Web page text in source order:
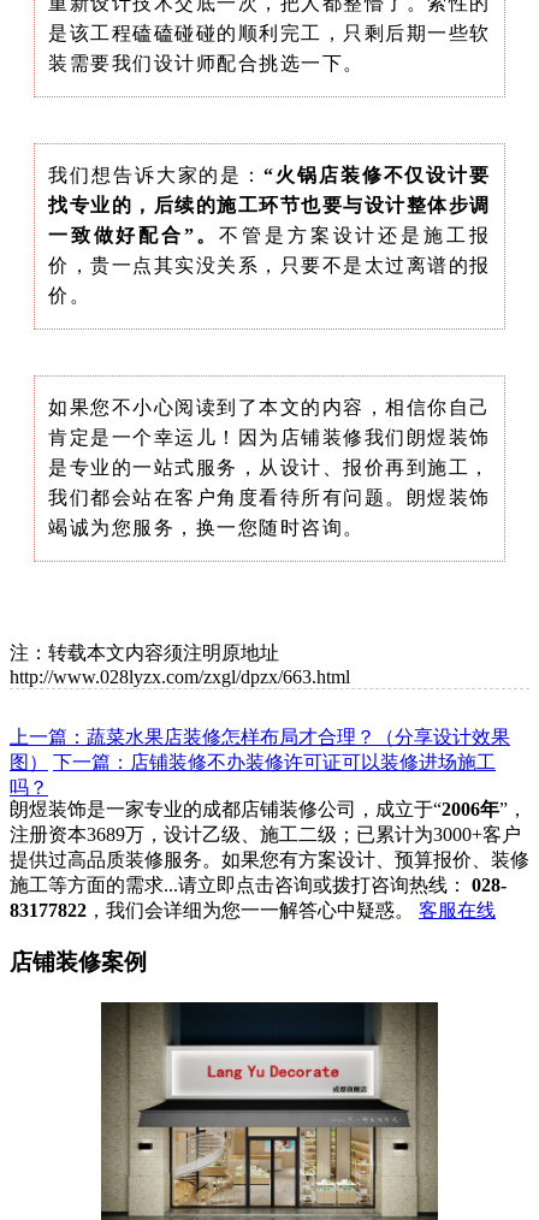
是该工程磕磕碰碰的顺利完工，只剩后期一些软
装需要我们设计师配合挑选一下。
我们想告诉大家的是：“火锅店装修不仅设计要
找专业的，后续的施工环节也要与设计整体步调
一致做好配合”。不管是方案设计还是施工报
价，贵一点其实没关系，只要不是太过离谱的报
价。
如果您不小心阅读到了本文的内容，相信你自己
肯定是一个幸运儿！因为店铺装修我们朗煜装饰
是专业的一站式服务，从设计、报价再到施工，
我们都会站在客户角度看待所有问题。朗煜装饰
竭诚为您服务，换一您随时咨询。
注：转载本文内容须注明原地址
http://www.028lyzx.com/zxgl/dpzx/663.html
上一篇：蔬菜水果店装修怎样布局才合理？（分享设计效果
图）
下一篇：店铺装修不办装修许可证可以装修进场施工
吗？
朗煜装饰是一家专业的成都店铺装修公司，成立于“2006年”，
注册资本3689万，设计乙级、施工二级；已累计为3000+客户
提供过高品质装修服务。如果您有方案设计、预算报价、装修
施工等方面的需求...请立即点击咨询或拨打咨询热线：
028-
83177822 ，我们会详细为您一一解答心中疑惑。 客服在线
店铺装修案例